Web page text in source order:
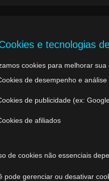
e tecnologias
cookies para melhorar
de desempenho e
de publicidade (ex:
de afiliados
de cookies não essenciais
pode gerenciar ou desativar